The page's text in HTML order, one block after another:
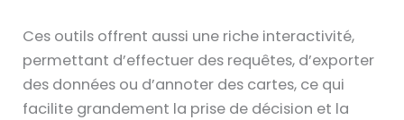
Ces outils offrent aussi une riche interactivité,
permettant d’effectuer des requêtes, d’exporter
des données ou d’annoter des cartes, ce qui
facilite grandement la prise de décision et la